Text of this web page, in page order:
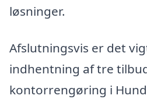
løsninger.
Afslutningsvis er det
indhentning af tre
kontorrengøring i